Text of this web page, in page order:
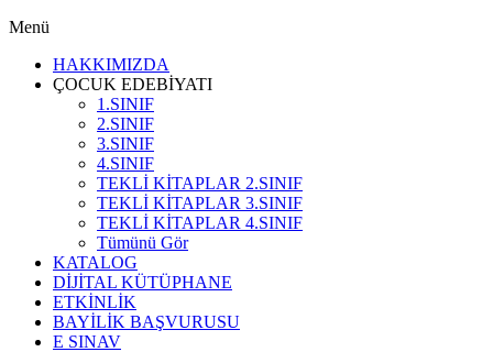
Menü
HAKKIMIZDA
ÇOCUK EDEBİYATI
1.SINIF
2.SINIF
3.SINIF
4.SINIF
TEKLİ KİTAPLAR 2.SINIF
TEKLİ KİTAPLAR 3.SINIF
TEKLİ KİTAPLAR 4.SINIF
Tümünü Gör
KATALOG
DİJİTAL KÜTÜPHANE
ETKİNLİK
BAYİLİK BAŞVURUSU
E SINAV